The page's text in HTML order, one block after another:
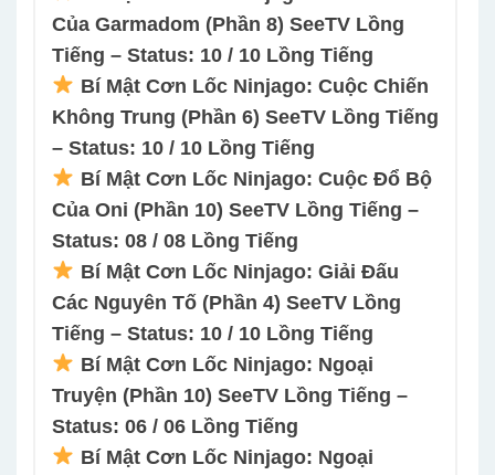
Của Garmadom (Phần 8) SeeTV Lồng
Tiếng – Status: 10 / 10 Lồng Tiếng
Bí Mật Cơn Lốc Ninjago: Cuộc Chiến
Không Trung (Phần 6) SeeTV Lồng Tiếng
– Status: 10 / 10 Lồng Tiếng
Bí Mật Cơn Lốc Ninjago: Cuộc Đổ Bộ
Của Oni (Phần 10) SeeTV Lồng Tiếng –
Status: 08 / 08 Lồng Tiếng
Bí Mật Cơn Lốc Ninjago: Giải Đấu
Các Nguyên Tố (Phần 4) SeeTV Lồng
Tiếng – Status: 10 / 10 Lồng Tiếng
Bí Mật Cơn Lốc Ninjago: Ngoại
Truyện (Phần 10) SeeTV Lồng Tiếng –
Status: 06 / 06 Lồng Tiếng
Bí Mật Cơn Lốc Ninjago: Ngoại